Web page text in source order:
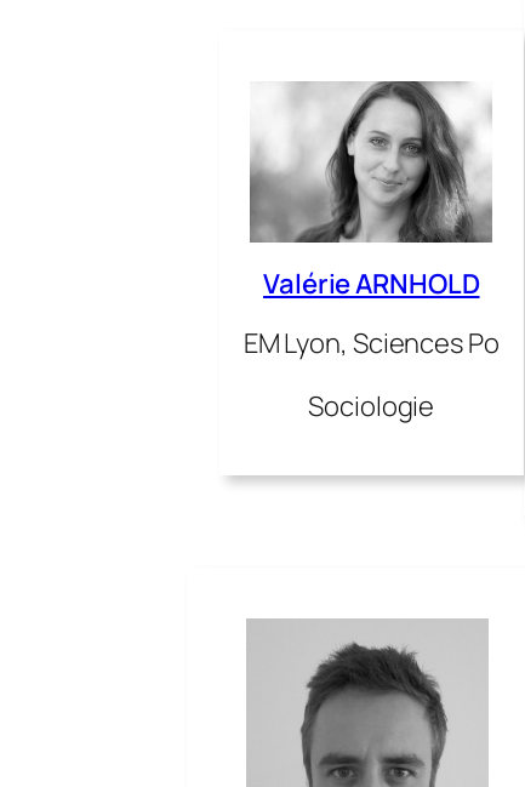
Valérie ARNHOLD
EM Lyon, Sciences Po
Sociologie